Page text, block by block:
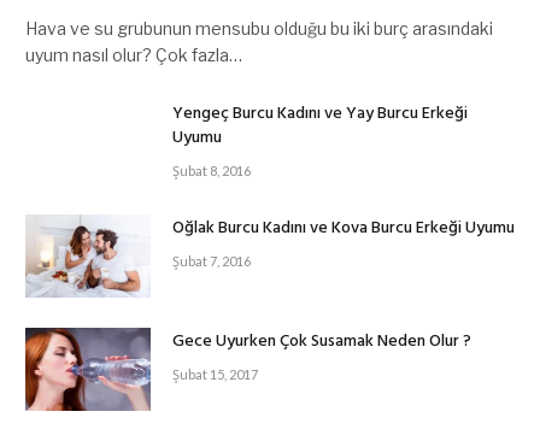
Hava ve su grubunun mensubu olduğu bu iki burç arasındaki
uyum nasıl olur? Çok fazla…
Yengeç Burcu Kadını ve Yay Burcu Erkeği
Uyumu
Şubat 8, 2016
Oğlak Burcu Kadını ve Kova Burcu Erkeği Uyumu
Şubat 7, 2016
Gece Uyurken Çok Susamak Neden Olur ?
Şubat 15, 2017